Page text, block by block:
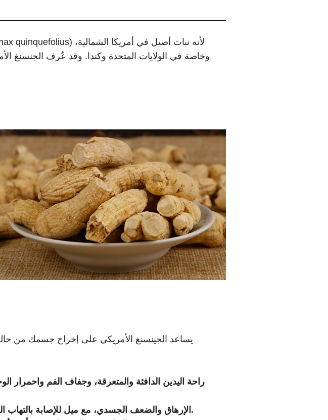
وخاصة في الولايات المتحدة وكندا. وقد عُرف الجنسنغ
يساعد الجينسنغ الأمريكي على إخراج جسمك من
راحة اليدين الدافئة والمتعرقة، وجفاف الفم واحمرار
الإرهاق والضعف الجسدي، مع ميل للإصابة بالتهاب الحلق أو حب الشباب أو تقرحات الفم نتيجة السهر أو سوء التغذية.